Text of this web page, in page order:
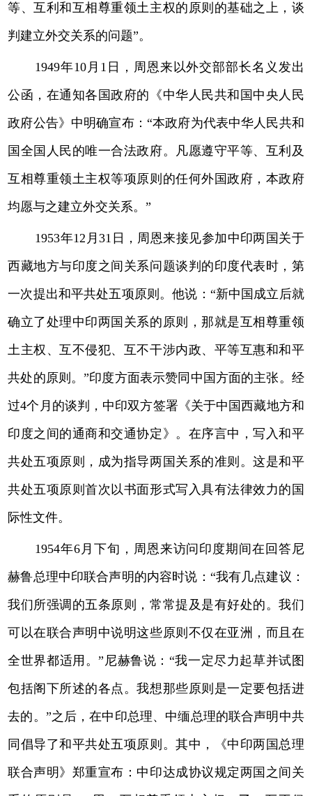
等、互利和互相尊重领土主权的原则的基础之上，谈
判建立外交关系的问题”。
1949年10月1日，周恩来以外交部部长名义发出
公函，在通知各国政府的《中华人民共和国中央人民
政府公告》中明确宣布：“本政府为代表中华人民共和
国全国人民的唯一合法政府。凡愿遵守平等、互利及
互相尊重领土主权等项原则的任何外国政府，本政府
均愿与之建立外交关系。”
1953年12月31日，周恩来接见参加中印两国关于
西藏地方与印度之间关系问题谈判的印度代表时，第
一次提出和平共处五项原则。他说：“新中国成立后就
确立了处理中印两国关系的原则，那就是互相尊重领
土主权、互不侵犯、互不干涉内政、平等互惠和和平
共处的原则。”印度方面表示赞同中国方面的主张。经
过4个月的谈判，中印双方签署《关于中国西藏地方和
印度之间的通商和交通协定》。在序言中，写入和平
共处五项原则，成为指导两国关系的准则。这是和平
共处五项原则首次以书面形式写入具有法律效力的国
际性文件。
1954年6月下旬，周恩来访问印度期间在回答尼
赫鲁总理中印联合声明的内容时说：“我有几点建议：
我们所强调的五条原则，常常提及是有好处的。我们
可以在联合声明中说明这些原则不仅在亚洲，而且在
全世界都适用。”尼赫鲁说：“我一定尽力起草并试图
包括阁下所述的各点。我想那些原则是一定要包括进
去的。”之后，在中印总理、中缅总理的联合声明中共
同倡导了和平共处五项原则。其中，《中印两国总理
联合声明》郑重宣布：中印达成协议规定两国之间关